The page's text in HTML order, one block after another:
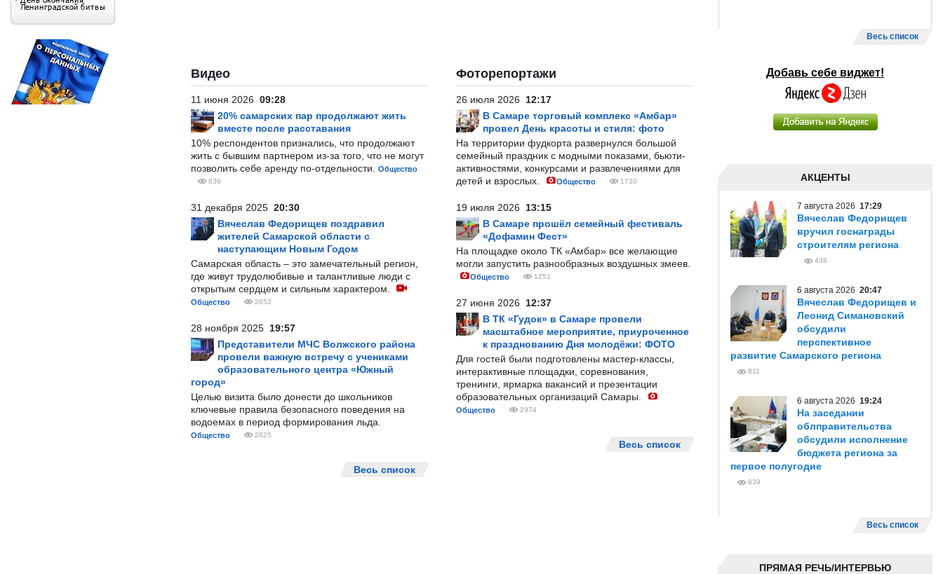
Видео
11 июня 2026 09:28
20% самарских пар продолжают жить
вместе после расставания
10% респондентов признались, что продолжают
жить с бывшим партнером из-за того, что не могут
позволить себе аренду по-отдельности.
Общество
836
31 декабря 2025 20:30
Вячеслав Федорищев поздравил
жителей Самарской области с
наступающим Новым Годом
Самарская область – это замечательный регион,
где живут трудолюбивые и талантливые люди с
открытым сердцем и сильным характером.
Общество 2652
28 ноября 2025 19:57
Представители МЧС Волжского района
провели важную встречу с учениками
образовательного центра «Южный
город»
Целью визита было донести до школьников
ключевые правила безопасного поведения на
водоемах в период формирования льда.
Общество 2825
Весь список
Фоторепортажи
26 июля 2026 12:17
В Самаре торговый комплекс «Амбар»
провел День красоты и стиля: фото
На территории фудкорта развернулся большой
семейный праздник с модными показами, бьюти-
активностями, конкурсами и развлечениями для
детей и взрослых.
Общество 1730
19 июля 2026 13:15
В Самаре прошёл семейный фестиваль
«Дофамин Фест»
На площадке около ТК «Амбар» все желающие
могли запустить разнообразных воздушных змеев.
Общество 1251
27 июня 2026 12:37
В ТК «Гудок» в Самаре провели
масштабное мероприятие, приуроченное
к празднованию Дня молодёжи: ФОТО
Для гостей были подготовлены мастер-классы,
интерактивные площадки, соревнования,
тренинги, ярмарка вакансий и презентации
образовательных организаций Самары.
Общество 2974
Весь список
Весь список
Добавь себе виджет!
АКЦЕНТЫ
7 августа 2026 17:29
Вячеслав Федорищев
вручил госнаграды
строителям региона
438
6 августа 2026 20:47
Вячеслав Федорищев и
Леонид Симановский
обсудили
перспективное
развитие Самарского региона
811
6 августа 2026 19:24
На заседании
облправительства
обсудили исполнение
бюджета региона за
первое полугодие
839
Весь список
ПРЯМАЯ РЕЧЬ/ИНТЕРВЬЮ